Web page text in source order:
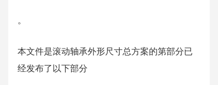
。
本文件是滚动轴承外形尺寸总方案的第部分已
经发布了以下部分